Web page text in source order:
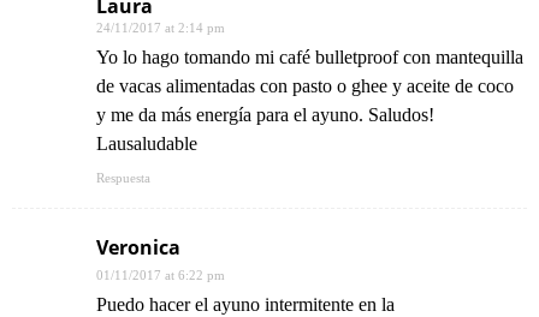
Laura
24/11/2017 at 2:14 pm
Yo lo hago tomando mi café bulletproof con mantequilla
de vacas alimentadas con pasto o ghee y aceite de coco
y me da más energía para el ayuno. Saludos!
Lausaludable
Respuesta
Veronica
01/11/2017 at 6:22 pm
Puedo hacer el ayuno intermitente en la